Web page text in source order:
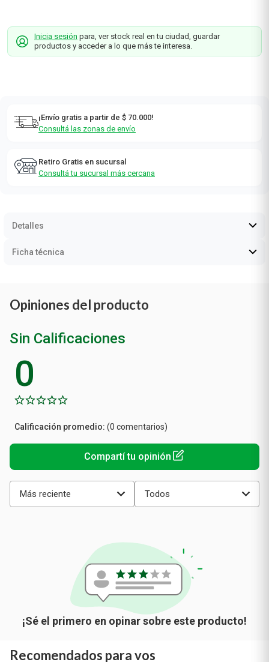
Inicia sesión para, ver stock real en tu ciudad, guardar
productos y acceder a lo que más te interesa.
¡Envío gratis a partir de $ 70.000!
Consultá las zonas de envío
Retiro Gratis en sucursal
Consultá tu sucursal más cercana
Detalles
Ficha técnica
Opiniones del producto
Sin Calificaciones
0
Calificación
promedio
(0 comentarios)
Más reciente Todos
Recomendados para vos